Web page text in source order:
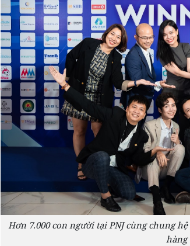
Hơn 7.000 con người tại PNJ cùng chung
hàng